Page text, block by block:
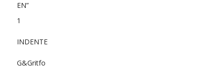
EN”
1
INDENTE
G&Gritfo